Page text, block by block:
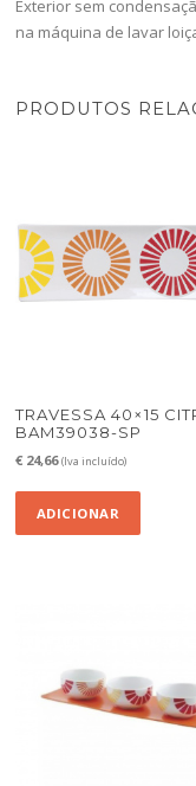
Exterior sem
na máquina de lavar
PRODUTOS
TRAVESSA 40×15
BAM39038-SP
€ 24,66 (Iva incluído)
ADICIONAR